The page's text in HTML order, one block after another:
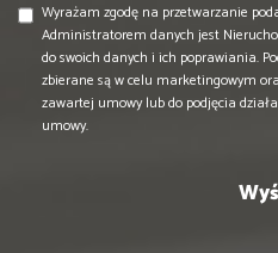
Wyrażam zgodę na przetwarzanie
Administratorem danych jest
do swoich danych i ich poprawiania.
zbierane są w celu marketingowym
zawartej umowy lub do podjęcia
umowy.